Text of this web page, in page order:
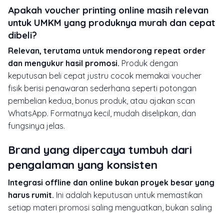
Apakah voucher printing online masih relevan
untuk UMKM yang produknya murah dan cepat
dibeli?
Relevan, terutama untuk mendorong repeat order
dan mengukur hasil promosi. Produk dengan
keputusan beli cepat justru cocok memakai voucher
fisik berisi penawaran sederhana seperti potongan
pembelian kedua, bonus produk, atau ajakan scan
WhatsApp. Formatnya kecil, mudah diselipkan, dan
fungsinya jelas.
Brand yang dipercaya tumbuh dari
pengalaman yang konsisten
Integrasi offline dan online bukan proyek besar yang
harus rumit. Ini adalah keputusan untuk memastikan
setiap materi promosi saling menguatkan, bukan saling